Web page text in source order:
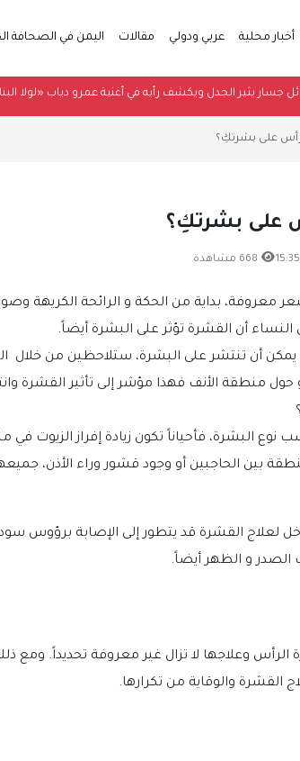
أخبار محلية عربي ودولي مقالات اليمن في الصحافة
وائل جسار يثير الجدل ويكشف رأيه في أغنية عمرو
على بشرتكِ؟
على بشرتكِ؟
668 مشاهدة
معروفة، بداية من الحكة و الرائحة الكريهة
أن القشرة تؤثر على البشرة أيضاً.
يمكن أن تنتشر على البشرة، ستلاحظين من خلال
حول منطقة الأنف فهذا مؤشر إلى تأثير القشرة
نوع البشرة، فأحياناً تكون زيادة إفراز الزيوت في
بين الحاجبين أو وجود قشور وراء الأذن،
لعلاج القشرة قد يتطور إلى الإصابة برؤوس
الصدر و الظهر أيضاً.
وعلاجها لا تزال غير معروفة تحديداً. ومع
القشرة والوقاية من تكرارها.